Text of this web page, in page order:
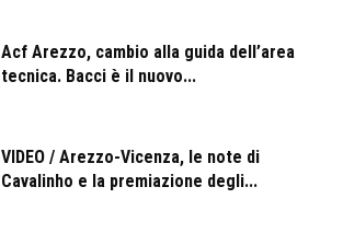
Acf Arezzo, cambio alla guida dell’area
tecnica. Bacci è il nuovo...
VIDEO / Arezzo-Vicenza, le note di
Cavalinho e la premiazione degli...